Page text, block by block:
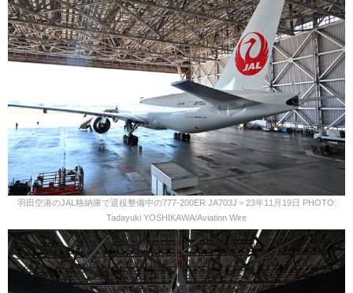
羽田空港のJAL格納庫で退役整備中の777-200ER JA703J＝23年11月19日 PHOTO:
Tadayuki YOSHIKAWA/Aviation Wire